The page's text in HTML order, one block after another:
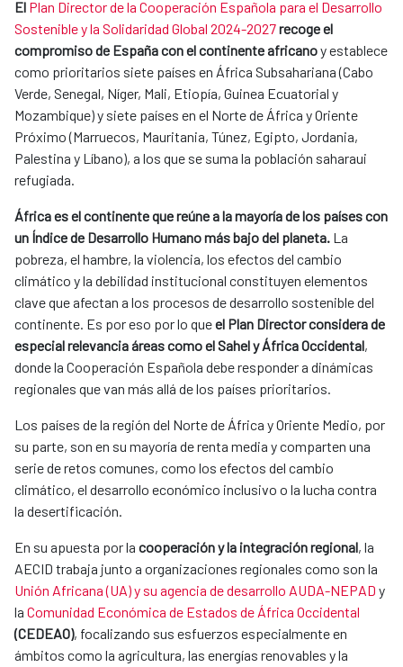
El Plan Director de la Cooperación Española para el Desarrollo
Sostenible y la Solidaridad Global 2024-2027recoge el
compromiso de España con el continente africanoy establece
como prioritarios siete países en África Subsahariana (Cabo
Verde, Senegal, Níger, Mali, Etiopía, Guinea Ecuatorial y
Mozambique) y siete países en el Norte de África y Oriente
Próximo (Marruecos, Mauritania, Túnez, Egipto, Jordania,
Palestina y Líbano), a los que se suma la población saharaui
refugiada.
África es el continente que reúne a la mayoría de los países con
un Índice de Desarrollo Humano más bajo del planeta. La
pobreza, el hambre, la violencia, los efectos del cambio
climático y la debilidad institucional constituyen elementos
clave que afectan a los procesos de desarrollo sostenible del
continente. Es por eso por lo queel Plan Director considera de
especial relevancia áreas como el Sahel y África Occidental,
donde la Cooperación Española debe responder a dinámicas
regionales que van más allá de los países prioritarios.
Los países de la región del Norte de África y Oriente Medio, por
su parte, son en su mayoría de renta media y comparten una
serie de retos comunes, como los efectos del cambio
climático, el desarrollo económico inclusivo o la lucha contra
la desertificación.
En su apuesta por la cooperación y la integración regional, la
AECID trabaja junto a organizaciones regionales como son la
Unión Africana (UA) y su agencia de desarrollo AUDA-NEPAD y
la Comunidad Económica de Estados de África Occidental
(CEDEAO), focalizando sus esfuerzos especialmente en
ámbitos como la agricultura, las energías renovables y la